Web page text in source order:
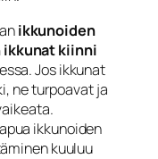
ikkunoiden
kiinni
Jos ikkunat
ne turpoavat ja
ikkunoiden
kuuluu